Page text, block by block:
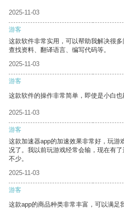
2025-11-03
游客
这款软件非常实用，可以帮助我解决很
查找资料、翻译语言、编写代码等。
2025-11-03
游客
这款软件的操作非常简单，即使是小白也
2025-11-03
游客
这款加速器app的加速效果非常好，玩游
况了。我以前玩游戏经常会输，现在有
不少。
2025-11-03
游客
这款app的商品种类非常丰富，可以满足